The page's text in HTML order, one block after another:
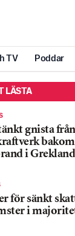
TV Poddar
LÄSTA
gnista från
bakom
i Grekland
för sänkt
i